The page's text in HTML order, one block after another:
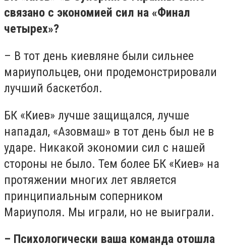
связано с экономией сил на «Финал
четырех»?
– В тот день киевляне были сильнее
мариупольцев, они продемонстрировали
лучший баскетбол.
БК «Киев» лучше защищался, лучше
нападал, «Азовмаш» в тот день был не в
ударе. Никакой экономии сил с нашей
стороны не было. Тем более БК «Киев» на
протяжении многих лет является
принципиальным соперником
Мариуполя. Мы играли, но не выиграли.
– Психологически ваша команда отошла